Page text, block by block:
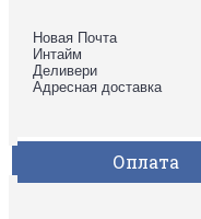
Новая Почта
Интайм
Деливери
Адресная доставка
Оплата